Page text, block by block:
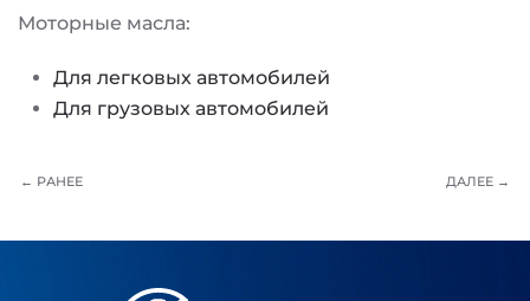
Моторные масла:
Для легковых автомобилей
Для грузовых автомобилей
← РАНЕЕ ДАЛЕЕ →